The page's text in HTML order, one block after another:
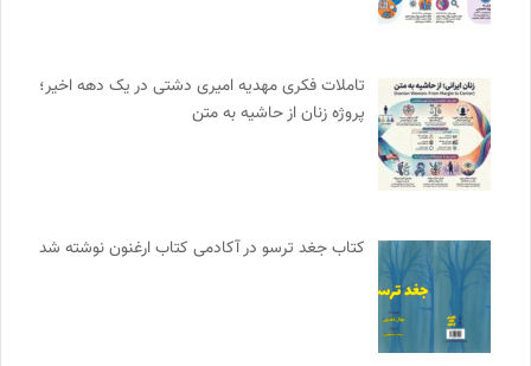
تاملات فکری مهدیه امیری دشتی در یک دهه اخیر؛
پروژه زنان از حاشیه به متن
کتاب جغد ترسو در آکادمی کتاب ارغنون نوشته شد